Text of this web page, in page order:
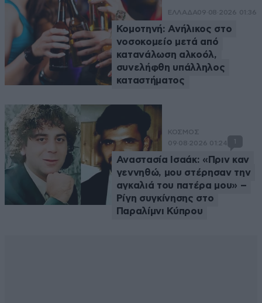
ΕΛΛΑΔΑ09·08·2026 01:36
Κομοτηνή: Ανήλικος στο
νοσοκομείο μετά από
κατανάλωση αλκοόλ,
συνελήφθη υπάλληλος
καταστήματος
ΚΟΣΜΟΣ
09·08·2026 01:24
1
Αναστασία Ισαάκ: «Πριν καν
γεννηθώ, μου στέρησαν την
αγκαλιά του πατέρα μου» –
Ρίγη συγκίνησης στο
Παραλίμνι Κύπρου